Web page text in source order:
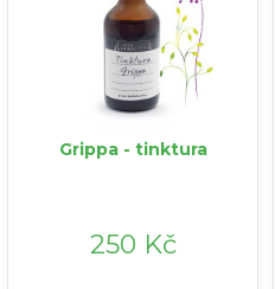
Grippa - tinktura
250 Kč